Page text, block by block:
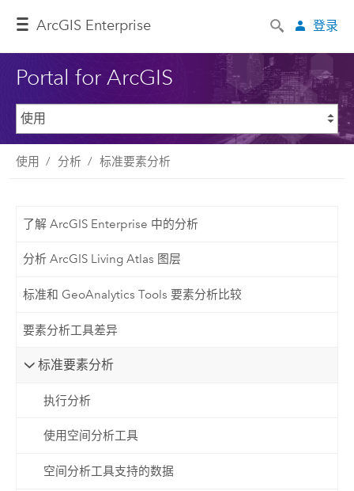
ArcGIS Enterprise 登录
Portal for ArcGIS
使用 分析 标准要素分析
了解 ArcGIS Enterprise 中的分析
分析 ArcGIS Living Atlas 图层
标准和 GeoAnalytics Tools 要素分析比较
要素分析工具差异
标准要素分析
执行分析
使用空间分析工具
空间分析工具支持的数据